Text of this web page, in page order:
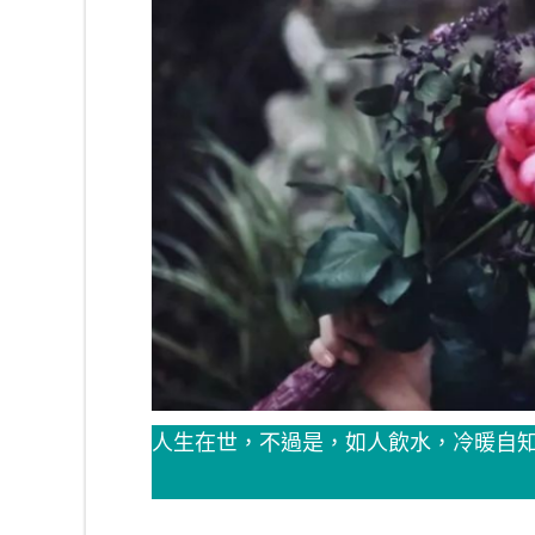
人生在世，不過是，如人飲水，冷暖自